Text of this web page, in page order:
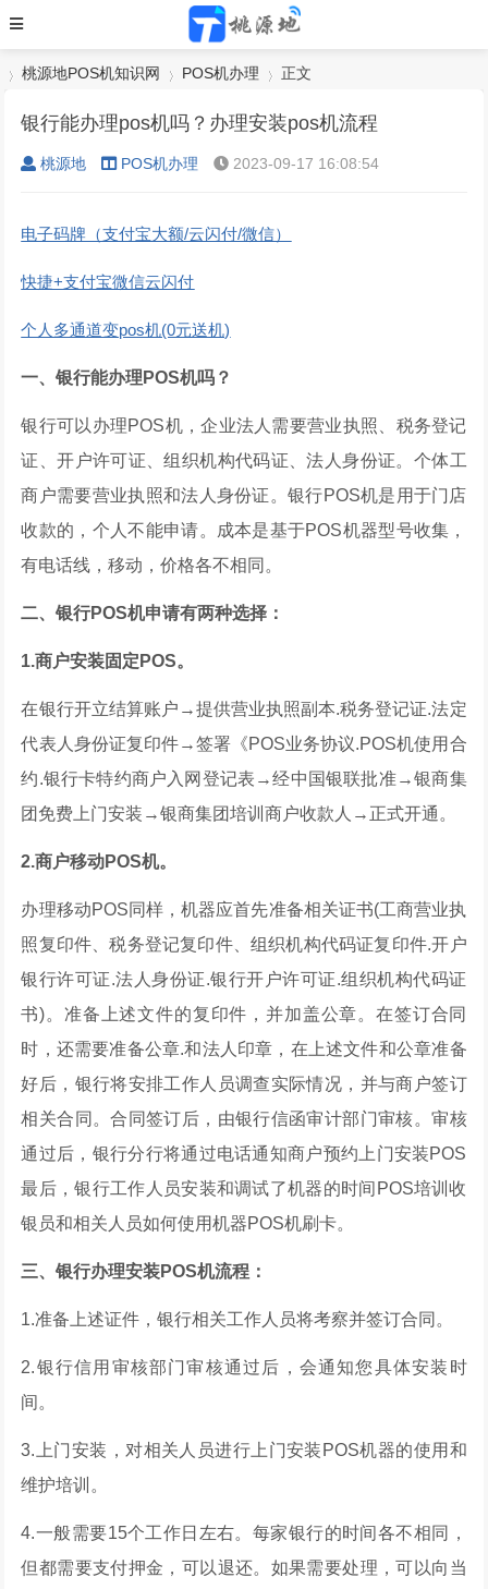
桃源地POS机知识网
›
POS机办理
›
正文
银行能办理pos机吗？办理安装pos机流程
桃源地 POS机办理 2023-09-17 16:08:54
电子码牌（支付宝大额/云闪付/微信）
快捷+支付宝微信云闪付
个人多通道变pos机(0元送机)
一、银行能办理POS机吗？
银行可以办理POS机，企业法人需要营业执照、税务登记
证、开户许可证、组织机构代码证、法人身份证。个体工
商户需要营业执照和法人身份证。银行POS机是用于门店
收款的，个人不能申请。成本是基于POS机器型号收集，
有电话线，移动，价格各不相同。
二、银行POS机申请有两种选择：
1.商户安装固定POS。
在银行开立结算账户→提供营业执照副本.税务登记证.法定
代表人身份证复印件→签署《POS业务协议.POS机使用合
约.银行卡特约商户入网登记表→经中国银联批准→银商集
团免费上门安装→银商集团培训商户收款人→正式开通。
2.商户移动POS机。
办理移动POS同样，机器应首先准备相关证书(工商营业执
照复印件、税务登记复印件、组织机构代码证复印件.开户
银行许可证.法人身份证.银行开户许可证.组织机构代码证
书)。准备上述文件的复印件，并加盖公章。在签订合同
时，还需要准备公章.和法人印章，在上述文件和公章准备
好后，银行将安排工作人员调查实际情况，并与商户签订
相关合同。合同签订后，由银行信函审计部门审核。审核
通过后，银行分行将通过电话通知商户预约上门安装POS
最后，银行工作人员安装和调试了机器的时间POS培训收
银员和相关人员如何使用机器POS机刷卡。
三、银行办理安装POS机流程：
1.准备上述证件，银行相关工作人员将考察并签订合同。
2.银行信用审核部门审核通过后，会通知您具体安装时
间。
3.上门安装，对相关人员进行上门安装POS机器的使用和
维护培训。
4.一般需要15个工作日左右。每家银行的时间各不相同，
但都需要支付押金，可以退还。如果需要处理，可以向当